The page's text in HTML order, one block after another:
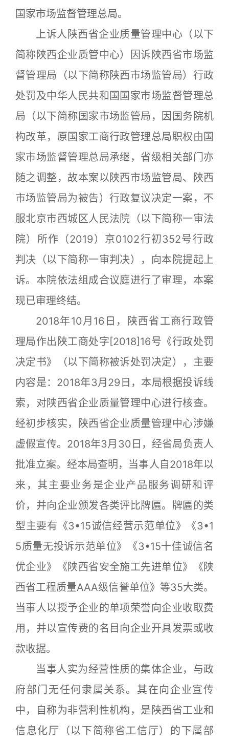
国家市场监督管理总局。
上诉人陕西省企业质量管理中心（以下
简称陕西企业质管中心）因诉陕西省市场监
督管理局（以下简称陕西市场监管局）行政
处罚及中华人民共和国国家市场监督管理总
局（以下简称国家市场监管局，因国务院机
构改革，原国家工商行政管理总局职权由国
家市场监督管理总局承继，省级相关部门亦
随之调整，故本案以陕西市场监管局、陕西
市场监管局为被告）行政复议决定一案，不
服北京市西城区人民法院（以下简称一审法
院）所作（2019）京0102行初352号行政
判决（以下简称一审判决），向本院提起上
诉。本院依法组成合议庭进行了审理，本案
现已审理终结。
2018年10月16日，陕西省工商行政管
理局作出陕工商处字[2018]16号《行政处罚
决定书》（以下简称被诉处罚决定），主要
内容是：2018年3月29日，本局根据投诉线
索，对陕西省企业质量管理中心进行核查。
经初步核实，陕西省企业质量管理中心涉嫌
虚假宣传。2018年3月30日，经省局负责人
批准立案。经本局查明，当事人自2018年以
来，其主要业务是企业产品服务调研和评
价，并向企业颁发各类评比牌匾。牌匾的类
型主要有《3•15诚信经营示范单位》《3•1
5质量无投诉示范单位》《3•15十佳诚信名
优企业》《陕西省安全施工先进单位》《陕
西省工程质量AAA级信誉单位》等35大类。
当事人以授予企业的单项荣誉向企业收取费
用，并以宣传费的名目向企业开具发票或收
款收据。
当事人实为经营性质的集体企业，与政
府部门无任何隶属关系。其在向企业宣传
中，自称为非营利性机构，是陕西省工业和
信息化厅（以下简称省工信厅）的下属部